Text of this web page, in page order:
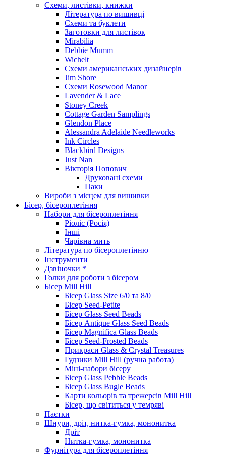
Схеми, листівки, книжки
Література по вишивці
Схеми та буклети
Заготовки для листівок
Mirabilia
Debbie Mumm
Wichelt
Схеми американських дизайнерів
Jim Shore
Cхеми Rosewood Manor
Lavender & Lace
Stoney Creek
Cottage Garden Samplings
Glendon Place
Alessandra Adelaide Needleworks
Ink Circles
Blackbird Designs
Just Nan
Вікторія Попович
Друковані схеми
Паки
Вироби з місцем для вишивки
Бісер, бісероплетіння
Набори для бісероплетіння
Ріоліс (Росія)
Інші
Чарівна мить
Література по бісероплетінню
Інструменти
Дзвіночки *
Голки для роботи з бісером
Бісер Mill Hill
Бісер Glass Size 6/0 та 8/0
Бісер Seed-Petite
Бісер Glass Seed Beads
Бісер Antique Glass Seed Beads
Бісер Magnifica Glass Beads
Бісер Seed-Frosted Beads
Прикраси Glass & Crystal Treasures
Гудзики Mill Hill (ручна работа)
Міні-набори бісеру
Бісер Glass Pebble Beads
Бісер Glass Bugle Beads
Карти кольорів та трежерсів Mill Hill
Бісер, що світиться у темряві
Паєтки
Шнури, дріт, нитка-гумка, мононитка
Дріт
Нитка-гумка, мононитка
Фурнітура для бісероплетіння